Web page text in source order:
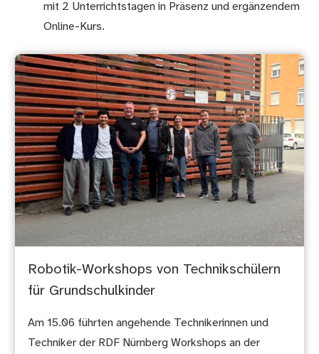
mit 2 Unterrichtstagen in Präsenz und ergänzendem
Online-Kurs.
Robotik-Workshops von Technikschülern
für Grundschulkinder
Am 15.06 führten angehende Technikerinnen und
Techniker der RDF Nürnberg Workshops an der